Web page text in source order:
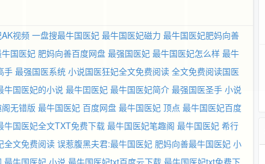
们一样三妻四妾，这种福利还不是一般妇女能拥有的。 在众人取
视频 一盘搜最牛国医妃 最牛国医妃磁力 最牛国医妃肥妈向善
国医妃 肥妈向善百度网盘 最强国医妃 最牛国医妃怎么样 最牛
手 最强国医系统 小说国医狂妃全文免费阅读 全文免费阅读国医
牛国医妃的小说 最牛囯医妃 最牛国医妃简介 最强国医圣手 小说
无错版 最牛国医妃 百度网盘 最牛国医妃 顶点 最牛国医妃百度
牛国医妃全文TXT免费下载 最牛国医妃笔趣阁 最牛国医妃 希行
全文免费阅读 误惹腹黑夫君:最牛国医妃 肥妈向善最牛国医妃 小
最牛国医妃 小说 最牛国医妃txt百度云下载 最牛国医妃txt免费下